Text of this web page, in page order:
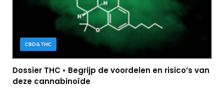
CBD & THC
Dossier THC • Begrijp de voordelen en risico’s van
deze cannabinoïde